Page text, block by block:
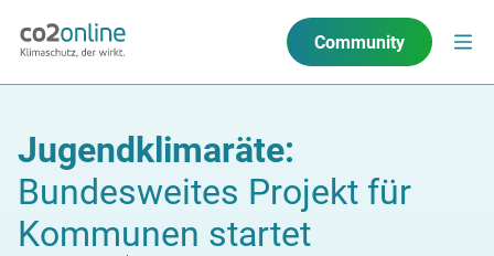
Community
Jugendklimaräte:
Bundesweites Projekt für
Kommunen startet